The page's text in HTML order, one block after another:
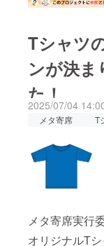
Tシャツ
ンが決ま
た！
2025/07/04
メタ寄席 T
メタ寄席実行
オリジナルT